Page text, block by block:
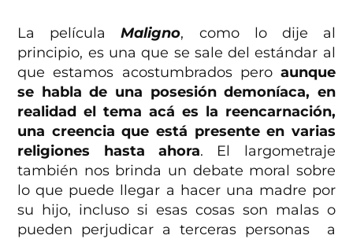
La películaMaligno, como lo dije al
principio, es una que se sale del estándar al
que estamos acostumbrados pero aunque
se habla de una posesión demoníaca, en
realidad el tema acá es la reencarnación,
una creencia que está presente en varias
religiones hasta ahora. El largometraje
también nos brinda un debate moral sobre
lo que puede llegar a hacer una madre por
su hijo, incluso si esas cosas son malas o
pueden perjudicar a terceras personas a